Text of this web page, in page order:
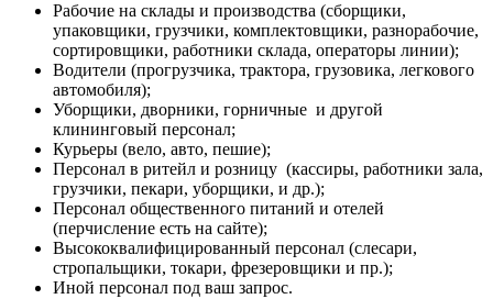
Рабочие на склады и производства (сборщики,
упаковщики, грузчики, комплектовщики, разнорабочие,
сортировщики, работники склада, операторы линии);
Водители (прогрузчика, трактора, грузовика, легкового
автомобиля);
Уборщики, дворники, горничные и другой
клининговый персонал;
Курьеры (вело, авто, пешие);
Персонал в ритейл и розницу (кассиры, работники зала,
грузчики, пекари, уборщики, и др.);
Персонал общественного питаний и отелей
(перчисление есть на сайте);
Высококвалифицированный персонал (слесари,
стропальщики, токари, фрезеровщики и пр.);
Иной персонал под ваш запрос.